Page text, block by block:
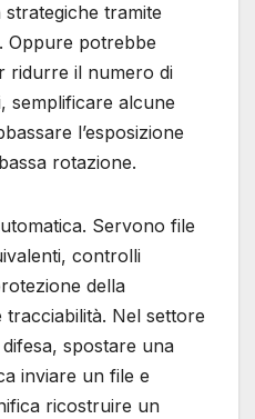
tramite
Oppure potrebbe
ridurre il numero di
semplificare alcune
l’esposizione
rotazione.
Servono file
controlli
della
Nel settore
spostare una
inviare un file e
ricostruire un